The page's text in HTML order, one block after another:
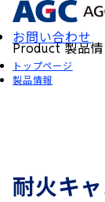
お問い合わせ
Product 製品
トップページ
製品情報
耐火キ